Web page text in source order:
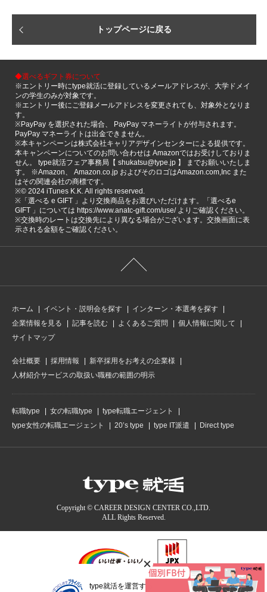
トップページに戻る
◆選べるギフト券について
※エントリー時にtype就活に登録しているメールアドレスが、大学ドメイ
ンの学生のみが対象です。
※エントリー後にご登録メールアドレスを変更されても、対象外となりま
す。
※PayPay を選択された場合、 PayPay マネーライトが付与されます。
PayPay マネーライトは出金できません。
※本キャンペーンは株式会社キャリアデザインセンターによる提供です。
本キャンペーンについてのお問い合わせは Amazonではお受けしておりま
せん。 type就活フェア事務局【 shukatsu@type.jp 】 までお願いいたしま
す。 ※Amazon、 Amazon.co.jp およびそのロゴはAmazon.com,Inc また
はその関連会社の商標です。
※©️ 2024 iTunes K.K. All rights reserved.
※「選べる e GIFT 」より交換商品をお選びいただけます。「選べるe
GIFT 」については https://www.anatc-gift.com/use/ よりご確認ください。
※交換時のレートは交換先により異なる場合がございます。交換画面に表
示される金額をご確認ください。
ホーム イベント・説明会を探す
インターン・本選考を探す
企業情報を見る
記事を読む よくあるご質問
個人情報に関して
サイトマップ
会社概要 採用情報
新卒採用をお考えの企業様
人材紹介サービスの取扱い職種の範囲の明示
転職type 女の転職type
type転職エージェント
type女性の転職エージェント
20’s type type IT派遣 Direct type
Copyright © CAREER DESIGN CENTER CO.,LTD.
ALL Rights Reserved.
type就活を運営する